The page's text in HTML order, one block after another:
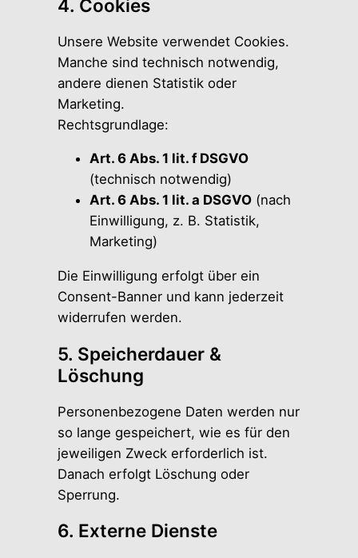
4. Cookies
Unsere Website verwendet Cookies.
Manche sind technisch notwendig,
andere dienen Statistik oder
Marketing.
Rechtsgrundlage:
Art. 6 Abs. 1 lit. f DSGVO
(technisch notwendig)
Art. 6 Abs. 1 lit. a DSGVO(nach
Einwilligung, z. B. Statistik,
Marketing)
Die Einwilligung erfolgt über ein
Consent-Banner und kann jederzeit
widerrufen werden.
5. Speicherdauer &
Löschung
Personenbezogene Daten werden nur
so lange gespeichert, wie es für den
jeweiligen Zweck erforderlich ist.
Danach erfolgt Löschung oder
Sperrung.
6. Externe Dienste